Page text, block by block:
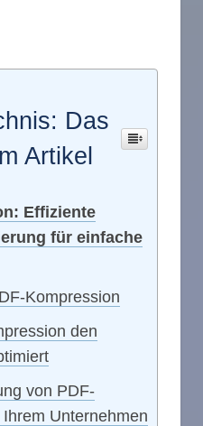
Das
Artikel
Effiziente
für einfache
Kompression
den
von PDF-
Unternehmen